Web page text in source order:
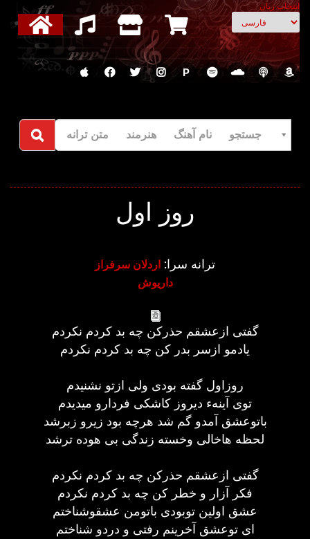
انتخاب زبان
P
جستجو نام آهنگ هنرمند متن ترانه
روز اول
ترانه سرا: اردلان سرفراز
داریوش
گفتی ازعشقم حذرکن چه بد کردم نکردم
یادمو ازسر بدر کن چه بد کردم نکردم
روزاول گفته بودی ولی ازتو نشنیدم
توی آینهء دیروز کاشکی فردارو میدیدم
باتوعشق آمدو گم شد هرچه بود زیرو زبرشد
لحظه هاخالی وخسته زندگی بی هوده ترشد
گفتی ازعشقم حذرکن چه بد کردم نکردم
فکر آزار و خطر کن چه بد کردم نکردم
عشق اولین توبودی باتومن عشقوشناختم
ای توعشق آخرینم رفتی و دردو شناختم